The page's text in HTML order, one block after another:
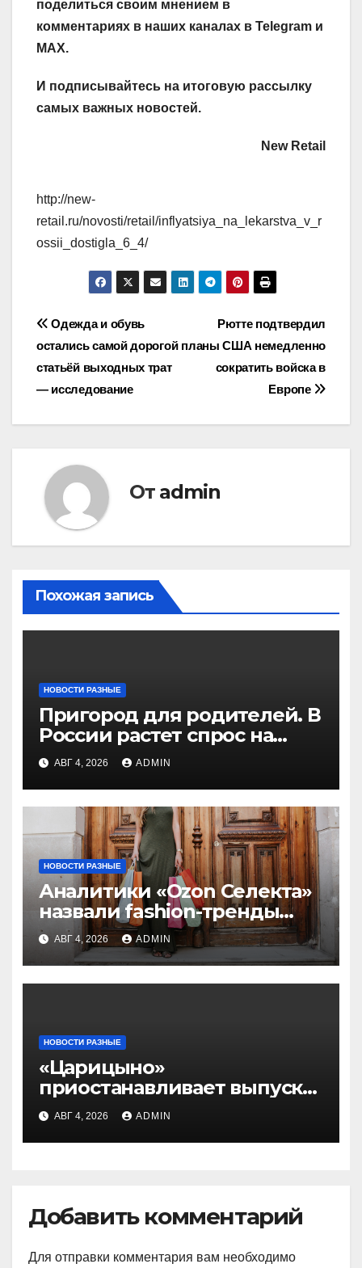
поделиться своим мнением в
комментариях в наших каналах в Telegram и
MAX.
И подписывайтесь на итоговую рассылку
самых важных новостей.
New Retail
http://new-
retail.ru/novosti/retail/inflyatsiya_na_lekarstva_v_r
ossii_dostigla_6_4/
Навигация
по
записям
Рютте подтвердил
планы США немедленно
сократить войска в
Европе
Одежда и обувь
остались самой дорогой
статьёй выходных трат
— исследование
От admin
Похожая запись
НОВОСТИ РАЗНЫЕ
Пригород для родителей. В
России растет спрос на
локации «в 30 минутах» от
мегаполисов
АВГ 4, 2026 ADMIN
НОВОСТИ РАЗНЫЕ
Аналитики «Ozon Селекта»
назвали fashion-тренды
2026 года
АВГ 4, 2026 ADMIN
НОВОСТИ РАЗНЫЕ
«Царицыно»
приостанавливает выпуск
продукции
АВГ 4, 2026 ADMIN
Добавить комментарий
Для отправки комментария вам необходимо